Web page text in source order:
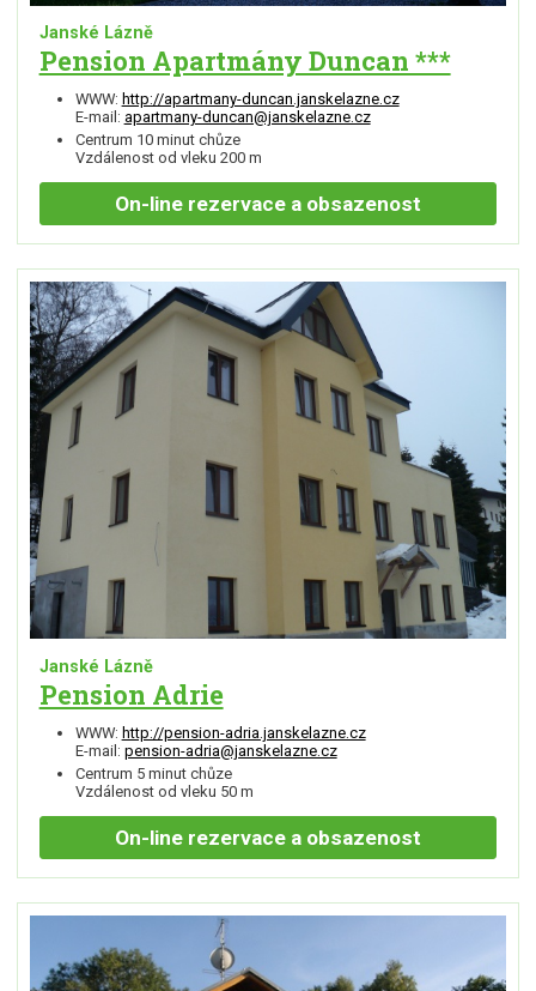
Janské Lázně
Pension Apartmány Duncan ***
WWW: http://apartmany-duncan.janskelazne.cz
E-mail: apartmany-duncan@janskelazne.cz
Centrum 10 minut chůze
Vzdálenost od vleku 200 m
On-line rezervace a obsazenost
Janské Lázně
Pension Adrie
WWW: http://pension-adria.janskelazne.cz
E-mail: pension-adria@janskelazne.cz
Centrum 5 minut chůze
Vzdálenost od vleku 50 m
On-line rezervace a obsazenost